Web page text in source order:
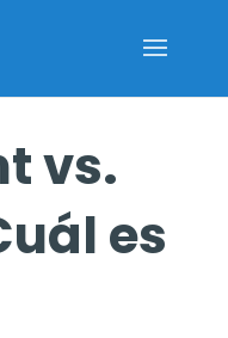
vs.
es